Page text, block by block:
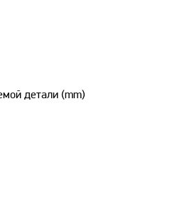
детали (mm)